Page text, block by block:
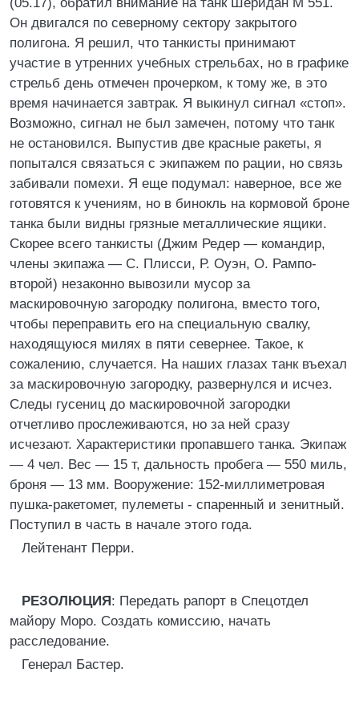
Он двигался по северному сектору закрытого
полигона. Я решил, что танкисты принимают
участие в утренних учебных стрельбах, но в графике
стрельб день отмечен прочерком, к тому же, в это
время начинается завтрак. Я выкинул сигнал «стоп».
Возможно, сигнал не был замечен, потому что танк
не остановился. Выпустив две красные ракеты, я
попытался связаться с экипажем по рации, но связь
забивали помехи. Я еще подумал: наверное, все же
готовятся к учениям, но в бинокль на кормовой броне
танка были видны грязные металлические ящики.
Скорее всего танкисты (Джим Редер — командир,
члены экипажа — С. Плисси, Р. Оуэн, О. Рампо-
второй) незаконно вывозили мусор за
маскировочную загородку полигона, вместо того,
чтобы переправить его на специальную свалку,
находящуюся милях в пяти севернее. Такое, к
сожалению, случается. На наших глазах танк въехал
за маскировочную загородку, развернулся и исчез.
Следы гусениц до маскировочной загородки
отчетливо прослеживаются, но за ней сразу
исчезают. Характеристики пропавшего танка. Экипаж
— 4 чел. Вес — 15 т, дальность пробега — 550 миль,
броня — 13 мм. Вооружение: 152-миллиметровая
пушка-ракетомет, пулеметы - спаренный и зенитный.
Поступил в часть в начале этого года.
Лейтенант Перри.
РЕЗОЛЮЦИЯ: Передать рапорт в Спецотдел
майору Моро. Создать комиссию, начать
расследование.
Генерал Бастер.